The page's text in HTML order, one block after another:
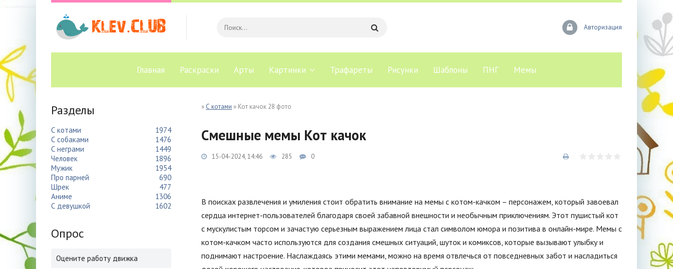
Авторизация
Главная Раскраски Арты Картинки Трафареты Рисунки Шаблоны ПНГ Мемы
» С котами » Кот качок 28 фото
Смешные мемы Кот качок
15-04-2024, 14:46 285 0
В поисках развлечения и умиления стоит обратить внимание на мемы с котом-качком – персонажем, который завоевал
сердца интернет-пользователей благодаря своей забавной внешности и необычным приключениям. Этот пушистый кот
с мускулистым торсом и зачастую серьезным выражением лица стал символом юмора и позитива в онлайн-мире. Мемы с
котом-качком часто используются для создания смешных ситуаций, шуток и комиксов, которые вызывают улыбку и
поднимают настроение. Наслаждаясь этими мемами, можно на время отвлечься от повседневных забот и насладиться
Разделы
С котами
1974
С собаками
1476
С неграми
1449
Человек
1896
Мужик
1954
Про парней
690
Шрек
477
Аниме
1306
С девушкой
1602
Опрос
Оцените работу движка